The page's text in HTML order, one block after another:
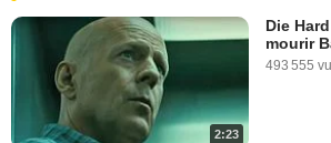
2:23
Die
mourir
493 555